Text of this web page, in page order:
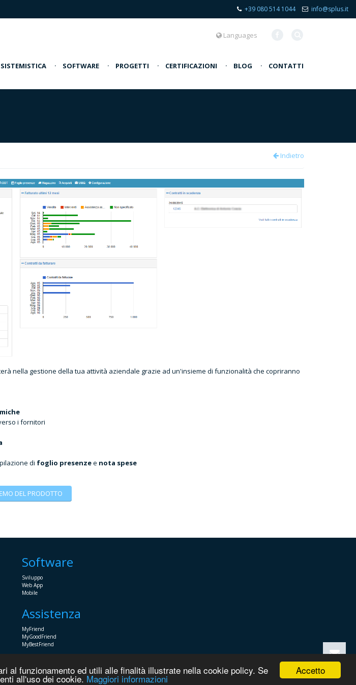
Accetto
al funzionamento ed utili alle finalità illustrate nella cookie policy. Se
all'uso dei cookie. Maggiori informazioni
+39 080 514 1044 info@splus.it
Languages
SISTEMISTICA · SOFTWARE · PROGETTI · CERTIFICAZIONI · BLOG · CONTATTI
Indietro
nella gestione della tua attività aziendale grazie ad un'insieme di funzionalità che copriranno
i fornitori
di foglio presenzee nota spese
DEL PRODOTTO
Software
Sviluppo
Web App
Mobile
Assistenza
MyFriend
MyGoodFriend
MyBestFriend